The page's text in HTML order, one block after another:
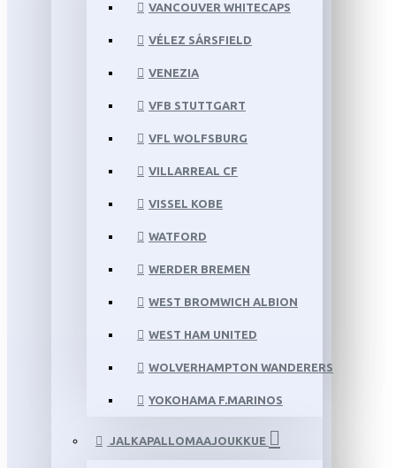
VANCOUVER WHITECAPS
VÉLEZ SÁRSFIELD
VENEZIA
VFB STUTTGART
VFL WOLFSBURG
VILLARREAL CF
VISSEL KOBE
WATFORD
WERDER BREMEN
WEST BROMWICH ALBION
WEST HAM UNITED
WOLVERHAMPTON WANDERERS
YOKOHAMA F.MARINOS
JALKAPALLOMAAJOUKKUE